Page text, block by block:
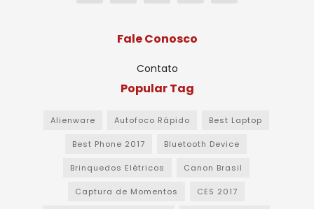
Fale Conosco
Contato
Popular Tag
Alienware Autofoco Rápido Best Laptop
Best Phone 2017 Bluetooth Device
Brinquedos Elétricos Canon Brasil
Captura de Momentos CES 2017